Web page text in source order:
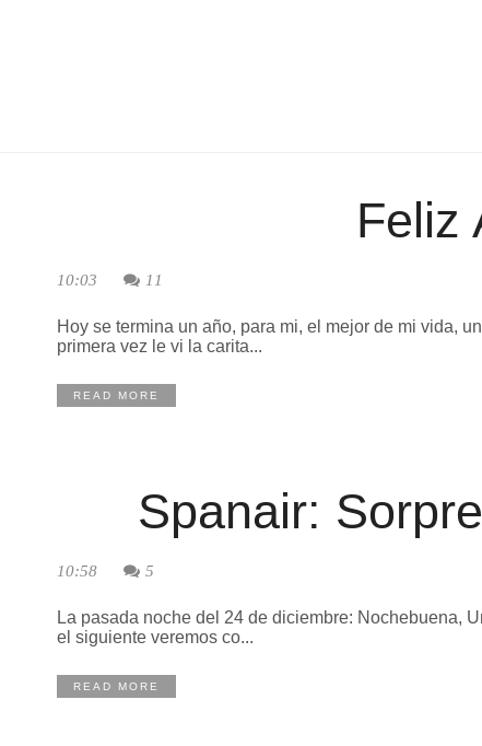
Feliz
10:03 11
Hoy se termina un año, para mi, el mejor de mi vida,
primera vez le vi la carita...
READ MORE
Spanair:
10:58 5
La pasada noche del 24 de diciembre: Nochebuena,
el siguiente veremos co...
READ MORE